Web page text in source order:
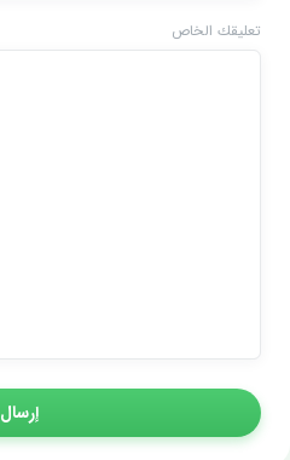
تعليقك الخاص
إرسال